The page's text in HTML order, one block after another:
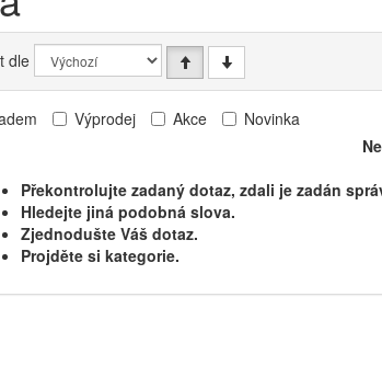
dle
Výprodej Akce
Novinka
Překontrolujte zadaný dotaz, zdali je zadán
Hledejte jiná podobná slova.
Zjednodušte Váš dotaz.
Projděte si kategorie.